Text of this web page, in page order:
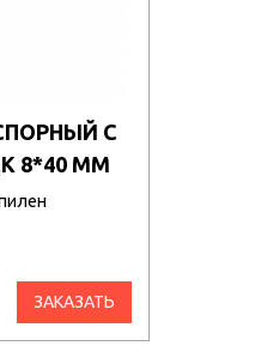
С
8*40 ММ
ЗАКАЗАТЬ